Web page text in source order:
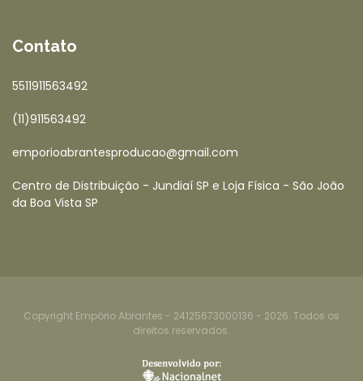
Contato
5511911563492
(11)911563492
emporioabrantesproducao@gmail.com
Centro de Distribuição - Jundiaí SP e Loja Física - São João
da Boa Vista SP
Copyright Empório Abrantes - 24125673000136 - 2026. Todos os
direitos reservados.